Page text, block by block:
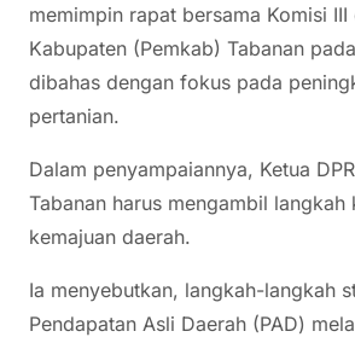
memimpin rapat bersama Komisi
Kabupaten (Pemkab) Tabanan
dibahas dengan fokus pada
pertanian.
Dalam penyampaiannya, Ketua
Tabanan harus mengambil
kemajuan daerah.
Ia menyebutkan, langkah-langkah
Pendapatan Asli Daerah (PAD)